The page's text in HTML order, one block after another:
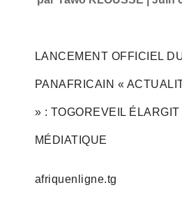
LANCEMENT OFFICIEL
PANAFRICAIN «
» : TOGOREVEIL
MÉDIATIQUE
afriquenligne.tg